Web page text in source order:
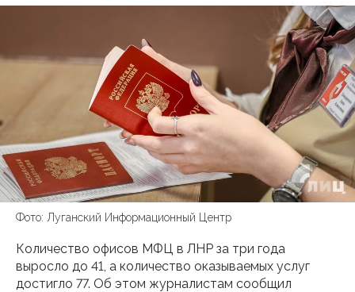
Фото: Луганский Информационный Центр
Количество офисов МФЦ в ЛНР за три года
выросло до 41, а количество оказываемых услуг
достигло 77. Об этом журналистам сообщил